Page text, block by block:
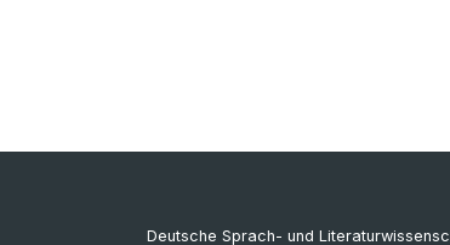
Deutsche Sprach- und